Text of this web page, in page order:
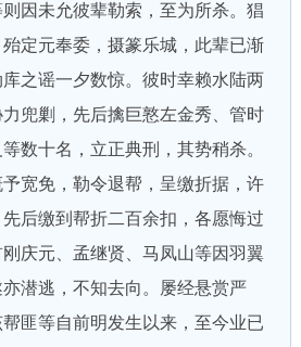
因未允彼辈勒索，至为所杀。猖
定元奉委，摄篆乐城，此辈已渐
之谣一夕数惊。彼时幸赖水陆两
兜剿，先后擒巨憝左金秀、管时
数十名，立正典刑，其势稍杀。
宽免，勒令退帮，呈缴折据，许
后缴到帮折二百余扣，各愿悔过
庆元、孟继贤、马凤山等因羽翼
潜逃，不知去向。屡经悬赏严
匪等自前明发生以来，至今业已